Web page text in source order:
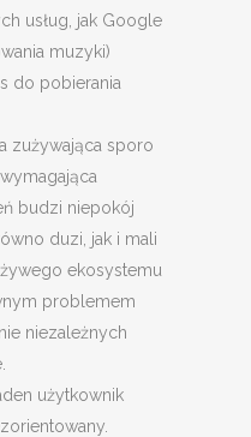
usług, jak Google
muzyki)
do pobierania
zużywająca sporo
budzi niepokój
duzi, jak i mali
ekosystemu
problemem
niezależnych
użytkownik